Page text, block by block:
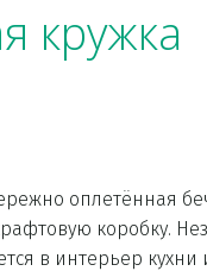
кружка
оплетённая
коробку.
в интерьер